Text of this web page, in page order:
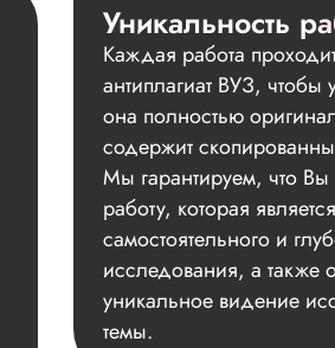
Уникальность
Каждая работа
антиплагиат ВУЗ, чтобы
она полностью
содержит
Мы гарантируем, что Вы
работу, которая
самостоятельного и
исследования, а также
уникальное видение
темы.